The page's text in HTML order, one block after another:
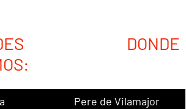
DONDE
Pere de Vilamajor